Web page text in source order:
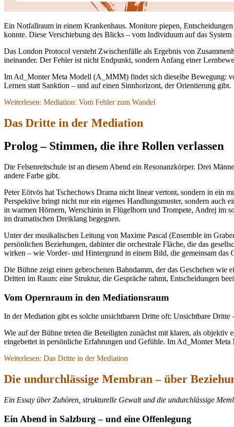
Ein Notfallraum in einem Krankenhaus. Monitore piepen,
konnte. Diese Verschiebung des Blicks – vom Individuum auf das
Das London Protocol versteht Zwischenfälle als Ergebnis von
ineinander. Der Fehler ist nicht Endpunkt, sondern Anfang einer
Im Ad_Monter Meta Modell (A_MMM) findet sich dieselbe Bewegung:
Lernen statt Sanktion – und auf einen Sinnhorizont, der Orientierung gibt.
Weiterlesen: Mediation: Vom Fehler zum Wandel
Das Dritte in der Mediation
Prolog – Stimmen, die ihre Rollen verlassen
Die Felsenreitschule ist an diesem Abend ein Resonanzkörper. Drei
andere Farbe gibt.
Peter Eötvös hat Tschechows Drama nicht linear vertont, sondern in ein
Perspektive bringt nicht nur ein eigenes Handlungsmuster, sondern
in warmen Hörnern, Werschinin in Flügelhorn und Trompete, Andrej im
im dramatischen Dreiklang begegnen.
Unter der musikalischen Leitung von Maxime Pascal (Ensemble im
persönlichen Beziehungen, dahinter die orchestrale Fläche, die das
wirken – wie Vorder- und Hintergrund in einem Bild, die gemeinsam das
Die Bühne zeigt einen gebrochenen Bahndamm, der das Geschehen
Dritten im Raum: eine Struktur, die Gespräche rahmt, Entscheidungen
Vom Opernraum in den Mediationsraum
In der Mediation gibt es solche unsichtbaren Dritte oft: Unsichtbare Dritte
Wie auf der Bühne treten die Beteiligten zunächst mit klaren, als objektiv
eingebettet in persönliche Erfahrungen und Gefühle. Im Ad_Monter
Weiterlesen: Das Dritte in der Mediation
Die undurchlässige Membran – über
Ein Essay über Zuhören, strukturelle Gewalt und die undurchlässige
Ein Abend in Salzburg – und eine Offenlegung